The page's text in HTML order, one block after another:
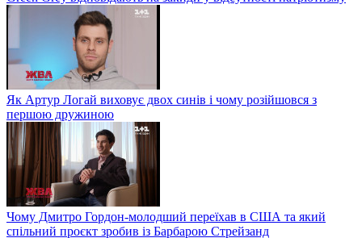
Як Артур Логай виховує двох синів і чому розійшовся з
першою дружиною
Чому Дмитро Гордон-молодший переїхав в США та який
спільний проєкт зробив із Барбарою Стрейзанд